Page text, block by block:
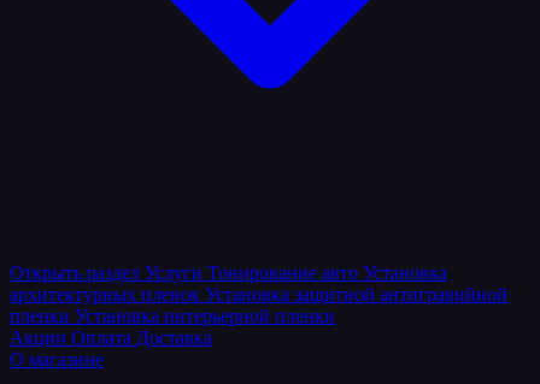
Открыть раздел Услуги Тонирование авто Установка
архитектурных пленок Установка защитной антигравийной
пленки Установка интерьерной пленки
Акции Оплата Доставка
О магазине